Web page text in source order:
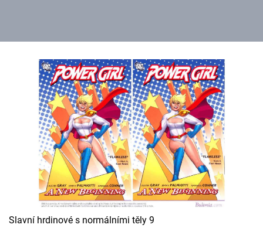
Slavní hrdinové s normálními těly 9